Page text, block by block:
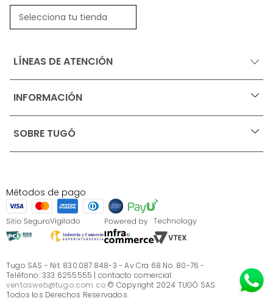
Selecciona tu tienda
LÍNEAS DE ATENCIÓN
INFORMACIÓN +
Ofertas vigentes
Términos, condiciones y restricciones para productos
S.A.S
Términos, condiciones y restricciones Tugó S.A.S
Instructivo cuidado de muebles
Sé parte de Tugó
¿Quiénes somos?
Servicio al cliente
SOBRE TUGÓ +
¿Quieres vender en Tugó?
Métodos de pago
Tugo SAS - Nit. 830.087.848-3 - Av Cra 68 No. 80-76 -
Teléfono: 333 6255555 | contacto comercial:
ventasweb@tugo.com.co © Copyright 2024 TUGÓ SAS.
Todos los Derechos Reservados.